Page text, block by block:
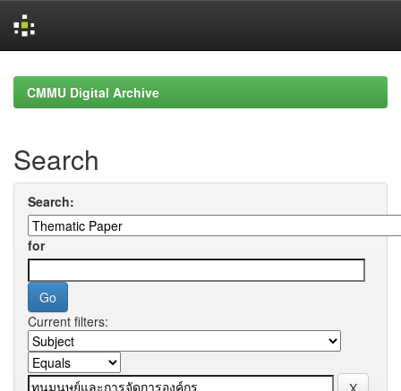
navigationCMMU Digital Archive
Search
Search:
for
Current filters: